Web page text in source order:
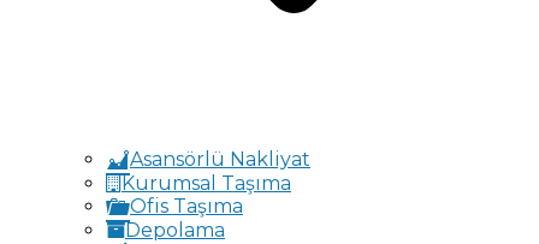
Asansörlü Nakliyat
Kurumsal Taşıma
Ofis Taşıma
Depolama